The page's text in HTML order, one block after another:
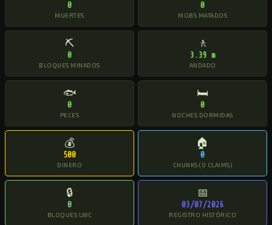
0
MUERTES
0
MOBS MATADOS
⛏
0
BLOQUES MINADOS
🚶
3.39 m
ANDADO
🐟
0
PECES
🛏
0
NOCHES DORMIDAS
💰
500
DINERO
🏠
0
CHUNKS (0 CLAIMS)
🔒
0
BLOQUES LWC
📅
03/07/2026
REGISTRO HISTÓRICO